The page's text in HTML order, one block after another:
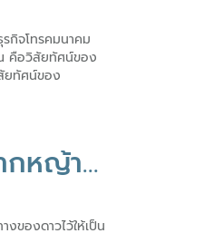
กิจโทรคมนาคม
คือวิสัยทัศน์ของ
ยทัศน์ของ
กหญ้า…
ของดาวไว้ให้เป็น